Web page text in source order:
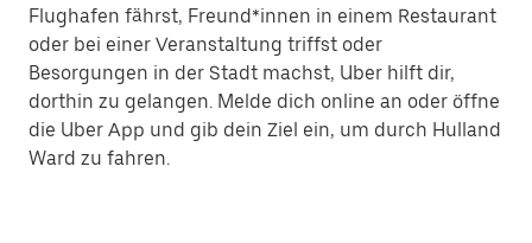
Flughafen fährst, Freund*innen in einem Restaurant
oder bei einer Veranstaltung triffst oder
Besorgungen in der Stadt machst, Uber hilft dir,
dorthin zu gelangen. Melde dich online an oder öffne
die Uber App und gib dein Ziel ein, um durch Hulland
Ward zu fahren.